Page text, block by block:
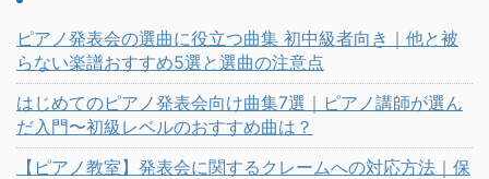
ピアノ発表会の選曲に役立つ曲集 初中級者向き｜他と被
らない楽譜おすすめ5選と選曲の注意点
はじめてのピアノ発表会向け曲集7選｜ピアノ講師が選ん
だ入門〜初級レベルのおすすめ曲は？
【ピアノ教室】発表会に関するクレームへの対応方法｜保